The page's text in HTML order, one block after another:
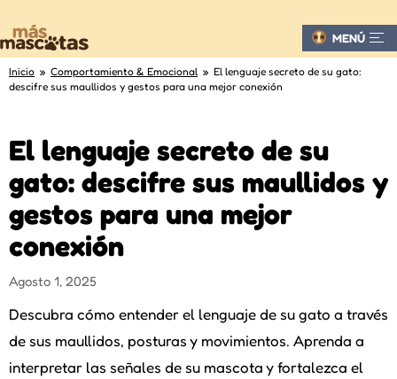
MENÚ
Inicio » Comportamiento & Emocional » El lenguaje secreto de su gato:
descifre sus maullidos y gestos para una mejor conexión
El lenguaje secreto de su
gato: descifre sus maullidos y
gestos para una mejor
conexión
Agosto 1, 2025
Descubra cómo entender el lenguaje de su gato a través
de sus maullidos, posturas y movimientos. Aprenda a
interpretar las señales de su mascota y fortalezca el